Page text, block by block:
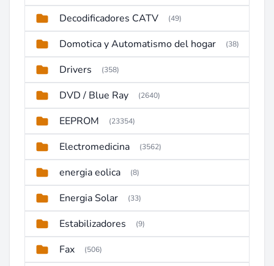
Decodificadores CATV (49)
Domotica y Automatismo del hogar (38)
Drivers (358)
DVD / Blue Ray (2640)
EEPROM (23354)
Electromedicina (3562)
energia eolica (8)
Energia Solar (33)
Estabilizadores (9)
Fax (506)